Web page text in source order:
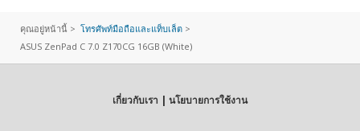
คุณอยู่หน้านี้ > โทรศัพท์มือถือและแท็บเล็ต >
ASUS ZenPad C 7.0 Z170CG 16GB (White)
เกี่ยวกับเรา | นโยบายการใช้งาน